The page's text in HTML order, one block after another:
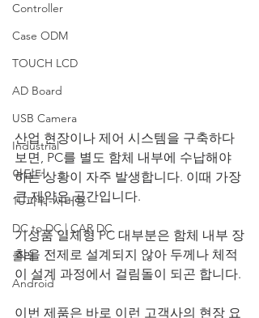
Controller
Case ODM
TOUCH LCD
AD Board
USB Camera
Industrial
아답터
1U파워-서버용
DC to DC | CAR DC
쿨러
Android
산업 현장이나 제어 시스템을 구축하다
보면, PC를 별도 함체 내부에 수납해야
하는 상황이 자주 발생합니다. 이때 가장
큰 제약은 공간입니다.
기성품 일체형 PC 대부분은 함체 내부 장
착을 전제로 설계되지 않아 두께나 체적
이 설계 과정에서 걸림돌이 되곤 합니다.
이번 제품은 바로 이런 고객사의 현장 요